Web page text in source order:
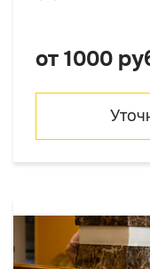
от 1000